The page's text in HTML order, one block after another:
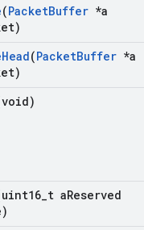
(PacketBuffer *a
Head(PacketBuffer *a
t aReserved